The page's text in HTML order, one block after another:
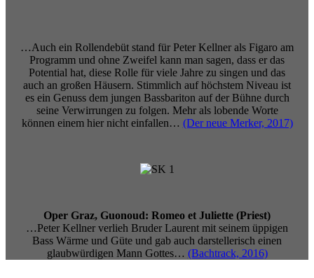
…Auch ein Rollendebüt stand für Peter Kellner als Figaro am
Programm und ohne Zweifel kann man sagen, dass er das
Potential hat, diese Rolle für viele Jahre zu singen und das
auch an großen Häusern. Stimmlich auf höchstem Niveau ist
es ein Genuss dem jungen Bassbariton auf der Bühne durch
seine Verwirrungen zu folgen. Mehr als lobende Worte
können einem hier nicht einfallen… (Der neue Merker, 2017)
Oper Graz, Guonoud: Romeo et Juliette (Priest)
…Peter Kellner verlieh Bruder Laurent mit seinem üppigen
Bass Wärme und Güte und gab auch darstellerisch einen
glaubwürdigen Mann Gottes… (Bachtrack, 2016)